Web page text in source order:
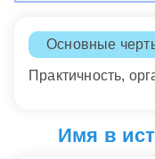
Основные
Практичность,
Имя в